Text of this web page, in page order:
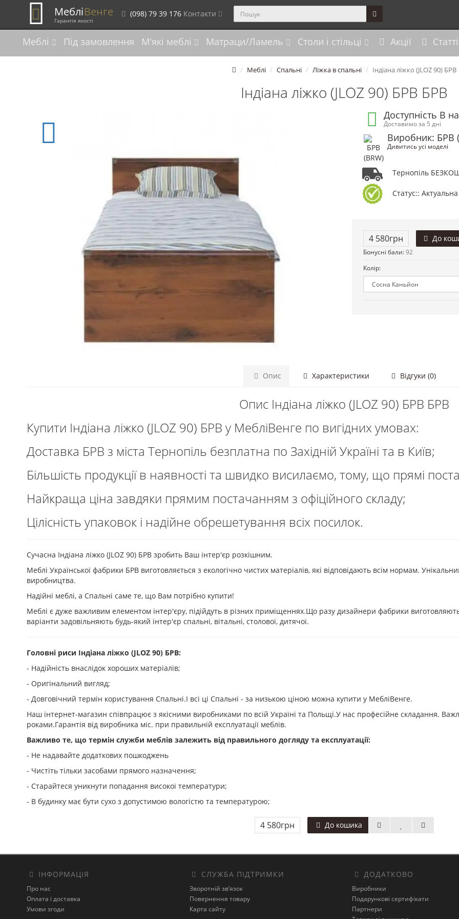
МебліВенге
Гарантія якості
(098) 79 39 176 Контакти
Меблі Під замовлення М'які меблі Матраци/Ламель Столи і стільці Акції Статті
Меблі Спальні Ліжка в спальні Індіана ліжко (JLOZ 90) БРВ
Індіана ліжко (JLOZ 90) БРВ БРВ
Доступність В
Доставимо за 5 дні
Виробник: БРВ
Дивитись усі моделі
Тернопіль
Статус::
4 580грн До
Бонусні бали:92
Колір:
Опис Характеристики Відгуки (0)
Опис Індіана ліжко (JLOZ 90) БРВ БРВ
Купити Індіана ліжко (JLOZ 90) БРВ у МебліВенге по вигідних умовах:
Доставка БРВ з міста Тернопіль безплатна по Західній Україні та в Київ;
Більшість продукції в наявності та швидко висилаємо, тому, що прямі
Найкраща ціна завдяки прямим постачанням з офіційного складу;
Цілісність упаковок і надійне обрешетування всіх посилок.
Cучасна Індіана ліжко (JLOZ 90) БРВ зробить Ваш інтер'єр розкішним.
Меблі Української фабрики БРВ виготовляється з екологічно чистих матеріалів, які відповідають всім нормам.
виробництва.
Надійні меблі, а Спальні саме те, що Вам потрібно купити!
Меблі є дуже важливим елементом інтер'єру, підійдуть в різних приміщеннях.Що разу дизайнери фабрики
варіанти задовільняють будь-який інтер'єр спальні, вітальні, столової, дитячої.
Головні риси Індіана ліжко (JLOZ 90) БРВ:
- Надійність внаслідок хороших матеріалів;
- Оригінальний вигляд;
- Довговічний термін користування Спальні.І всі ці Спальні - за низькою ціною можна купити у МебліВенге.
Наш інтернет-магазин співпрацює з якісними виробниками по всій Україні та Польщі.У нас професійне складання.
роками.Гарантія від виробника міс. при правильній експлуатації меблів.
Важливо те, що термін служби меблів залежить від правильного догляду та експлуатації:
- Не надавайте додаткових пошкоджень
- Чистіть тільки засобами прямого назначення;
- Старайтеся уникнути попадання високої температури;
- В будинку має бути сухо з допустимою вологістю та температурою;
4 580грн До кошика
ІНФОРМАЦІЯ
Про нас
Оплата і доставка
Умови згоди
СЛУЖБА ПІДТРИМКИ
Зворотній зв’язок
Повернення товару
Карта сайту
ДОДАТКОВО
Виробники
Подарункові сертифікати
Партнери